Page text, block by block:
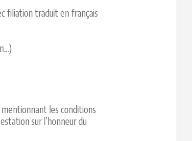
filiation traduit en français
les conditions
sur l’honneur du